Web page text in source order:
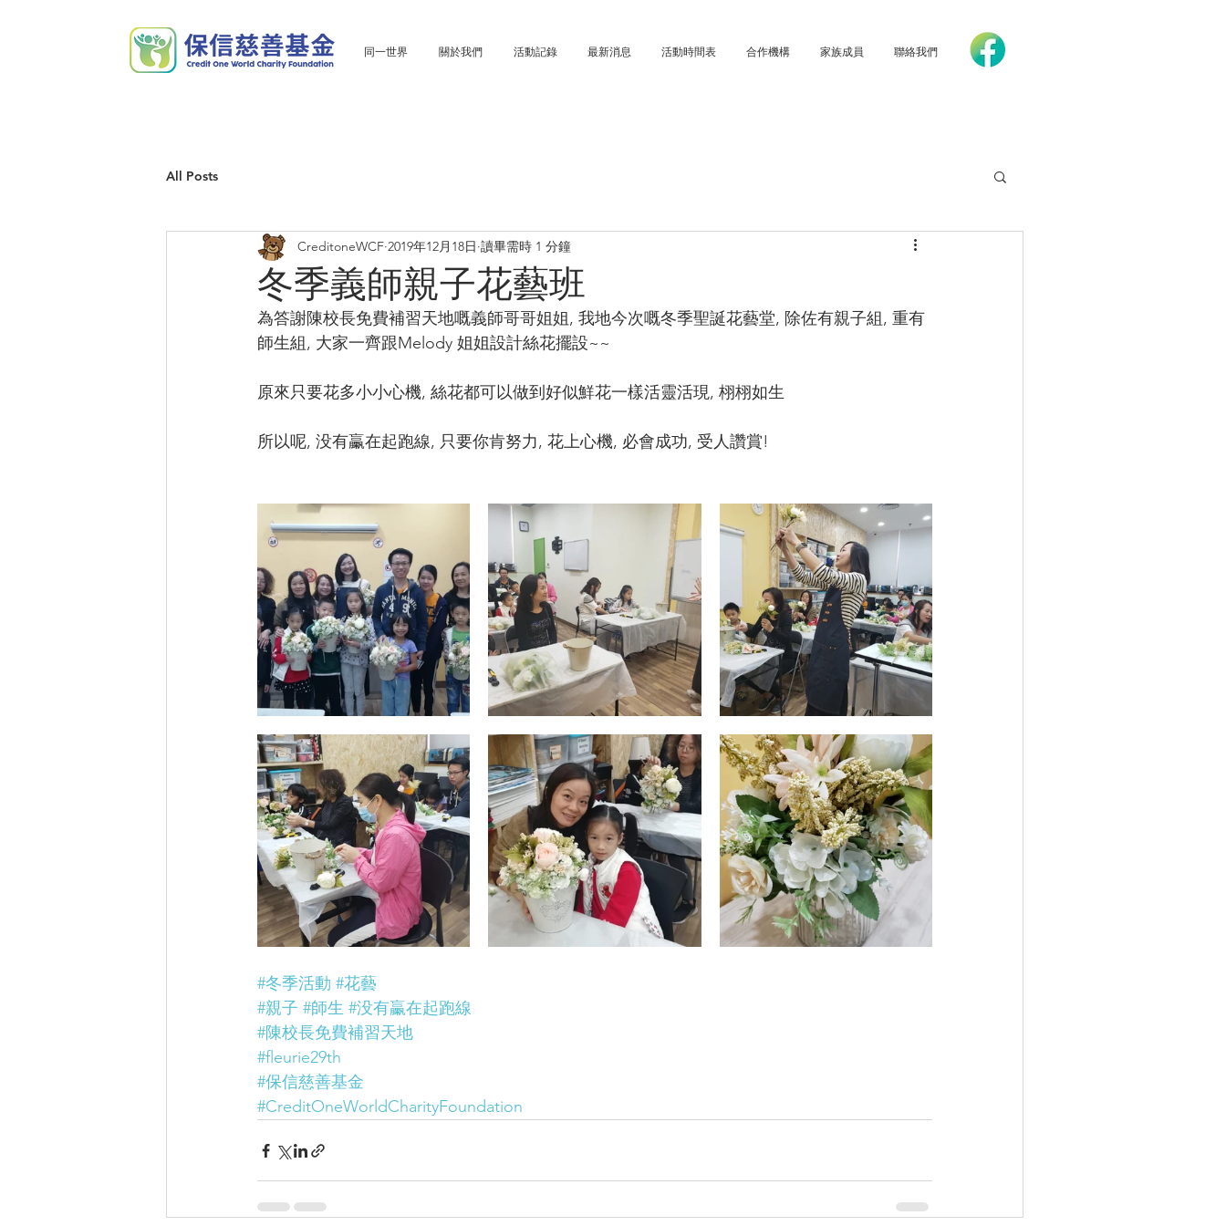
同一世界 關於我們 活動記錄 最新消息 活動時間表 合作機構 家族成員 聯絡我們
All Posts
冬季義師親子花藝班
CreditoneWCF 2019年12月18日 讀畢需時 1 分鐘
為答謝陳校長免費補習天地嘅義師哥哥姐姐, 我地今次嘅冬季聖誕花藝堂, 除佐有親子組, 重有
師生組, 大家一齊跟Melody 姐姐設計絲花擺設~~
原來只要花多小小心機, 絲花都可以做到好似鮮花一樣活靈活現, 栩栩如生
所以呢, 没有臝在起跑線, 只要你肯努力, 花上心機, 必會成功, 受人讚賞!
#冬季活動 #花藝
#親子 #師生 #没有臝在起跑線
#陳校長免費補習天地
#fleurie29th
#保信慈善基金
#CreditOneWorldCharityFoundation